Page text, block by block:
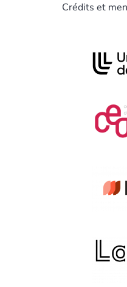
Crédits et
Affiliations/